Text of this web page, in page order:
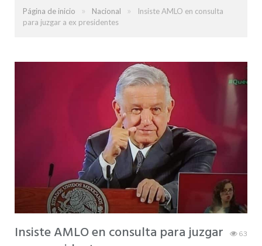
Página de inicio » Nacional »
Insiste AMLO en consulta
para juzgar a ex presidentes
Insiste AMLO en consulta para juzgar
63